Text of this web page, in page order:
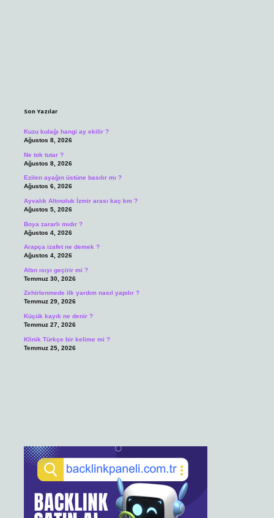
Son Yazılar
Kuzu kulağı hangi ay ekilir ?
Ağustos 8, 2026
Ne tok tutar ?
Ağustos 8, 2026
Ezilen ayağın üstüne basılır mı ?
Ağustos 6, 2026
Ayvalık Altınoluk İzmir arası kaç km ?
Ağustos 5, 2026
Boya zararlı mıdır ?
Ağustos 4, 2026
Arapça izafet ne demek ?
Ağustos 4, 2026
Altın ısıyı geçirir mi ?
Temmuz 30, 2026
Zehirlenmede ilk yardım nasıl yapılır ?
Temmuz 29, 2026
Küçük kayık ne denir ?
Temmuz 27, 2026
Klinik Türkçe bir kelime mi ?
Temmuz 25, 2026